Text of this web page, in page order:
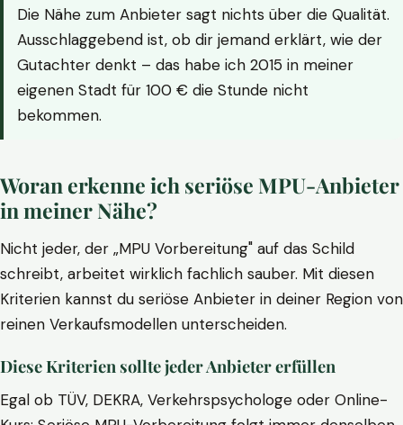
Die Nähe zum Anbieter sagt nichts über die Qualität.
Ausschlaggebend ist, ob dir jemand erklärt, wie der
Gutachter denkt – das habe ich 2015 in meiner
eigenen Stadt für 100 € die Stunde nicht
bekommen.
Woran erkenne ich seriöse MPU-Anbieter
in meiner Nähe?
Nicht jeder, der „MPU Vorbereitung" auf das Schild
schreibt, arbeitet wirklich fachlich sauber. Mit diesen
Kriterien kannst du seriöse Anbieter in deiner Region von
reinen Verkaufsmodellen unterscheiden.
Diese Kriterien sollte jeder Anbieter erfüllen
Egal ob TÜV, DEKRA, Verkehrspsychologe oder Online-